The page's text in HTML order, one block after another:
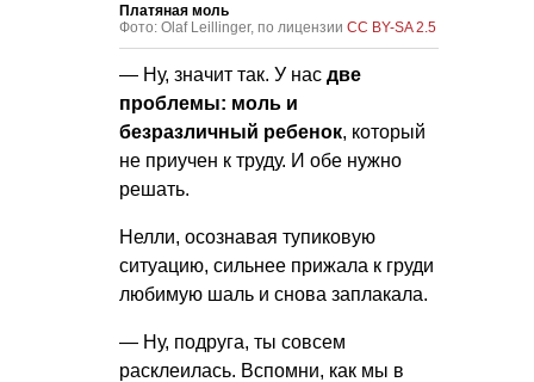
Платяная моль
Фото: Olaf Leillinger, по лицензии CC BY-SA 2.5
— Ну, значит так. У нас две
проблемы: моль и
безразличный ребенок, который
не приучен к труду. И обе нужно
решать.
Нелли, осознавая тупиковую
ситуацию, сильнее прижала к груди
любимую шаль и снова заплакала.
— Ну, подруга, ты совсем
расклеилась. Вспомни, как мы в